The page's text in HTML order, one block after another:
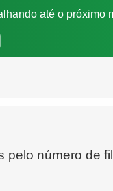
até o próximo
pelo número de